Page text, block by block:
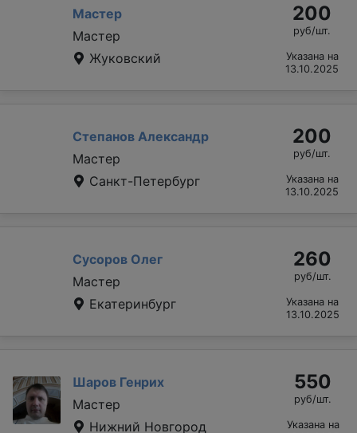
Мастер
Мастер
Жуковский
200
руб/шт.
Указана на
13.10.2025
Степанов Александр
Мастер
Санкт-Петербург
200
руб/шт.
Указана на
13.10.2025
Сусоров Олег
Мастер
Екатеринбург
260
руб/шт.
Указана на
13.10.2025
Шаров Генрих
Мастер
Нижний Новгород
550
руб/шт.
Указана на